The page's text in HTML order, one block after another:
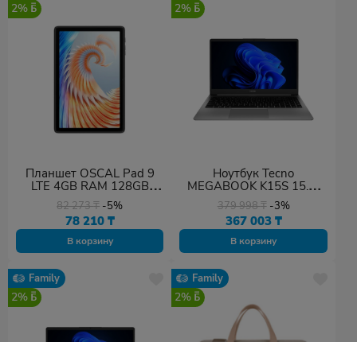
2%
Планшет OSCAL Pad 9
LTE 4GB RAM 128GB
ROM Gray
82 273₸ -5%
78 210 ₸
В корзину
2%
Ноутбук Tecno
MEGABOOK K15S 15.6"
FHD i5-13420H 16GB
512GB Win 11
379 998₸ -3%
367 003 ₸
В корзину
Family
2%
Family
2%